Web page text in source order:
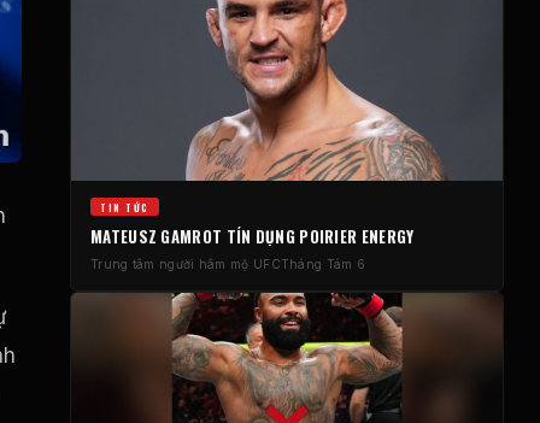
TIN TỨC
MATEUSZ GAMROT TÍN DỤNG POIRIER ENERGY
Trung tâm người hâm mộ UFCTháng Tám 6